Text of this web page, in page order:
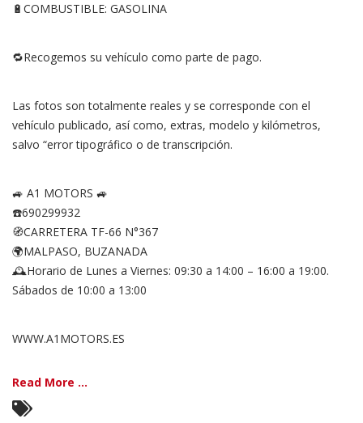
🔋COMBUSTIBLE: GASOLINA
🔁Recogemos su vehículo como parte de pago.
Las fotos son totalmente reales y se corresponde con el
vehículo publicado, así como, extras, modelo y kilómetros,
salvo “error tipográfico o de transcripción.
🚙 A1 MOTORS 🚙
☎️690299932
🧭CARRETERA TF-66 N°367
🌍MALPASO, BUZANADA
🕰Horario de Lunes a Viernes: 09:30 a 14:00 – 16:00 a 19:00.
Sábados de 10:00 a 13:00
WWW.A1MOTORS.ES
Read More ...